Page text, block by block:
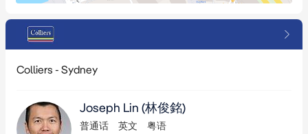
Colliers - Sydney
Joseph Lin (林俊銘)
普通话 英文
粤语